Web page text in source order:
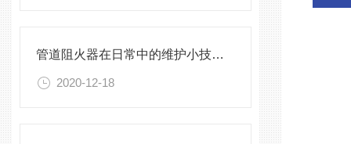
管道阻火器在日常中的维护小技巧，看完就知道了
2020-12-18